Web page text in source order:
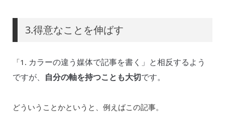
3.得意なことを伸ばす
「1. カラーの違う媒体で記事を書く」と相反するよう
ですが、 自分の軸を持つことも大切です。
どういうことかというと、例えばこの記事。